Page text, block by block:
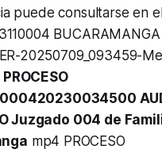
puede consultarse en
20250709_093459-
PROCESO
Juzgado 004 de
mp4 PROCESO